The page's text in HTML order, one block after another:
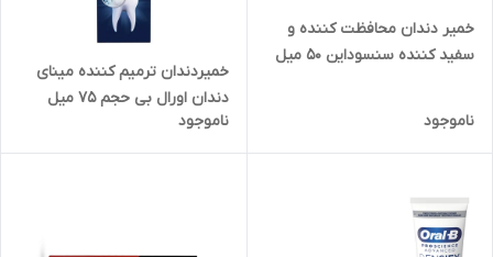
خمیر دندان محافظت کننده و
سفید کننده سنسوداین 50 میل
ناموجود
خمیردندان ترمیم کننده مینای
دندان اورال بی حجم 75 میل
ناموجود